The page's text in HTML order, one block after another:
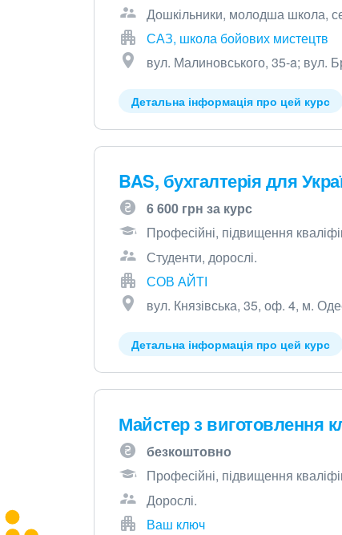
Дошкільники, молодша школа,
САЗ, школа бойових мистецтв
вул. Малиновського, 35-a; вул.
Детальна інформація про цей курс
BAS, бухгалтерія для
6 600 грн за курс
Професійні, підвищення
Студенти, дорослі.
СОВ АЙТІ
вул. Князівська, 35, оф. 4, м.
Детальна інформація про цей курс
Майстер з виготовлення
безкоштовно
Професійні, підвищення
Дорослі.
Ваш ключ